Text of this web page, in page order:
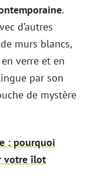
.
d’autres
murs blancs,
en verre et en
par son
de mystère
: pourquoi
votre îlot